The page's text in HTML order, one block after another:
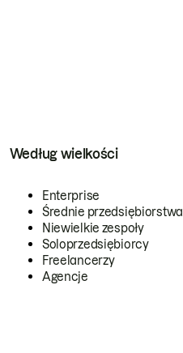
Według wielkości
Enterprise
Średnie przedsiębiorstwa
Niewielkie zespoły
Soloprzedsiębiorcy
Freelancerzy
Agencje